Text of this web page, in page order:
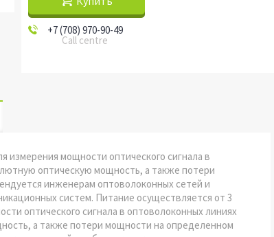
+7 (708) 970-90-49
Call centre
измерения мощности оптического сигнала в
оптическую мощность, а также потери
инженерам оптоволоконных сетей и
систем. Питание осуществляется от 3
оптического сигнала в оптоволоконных линиях
а также потери мощности на определенном